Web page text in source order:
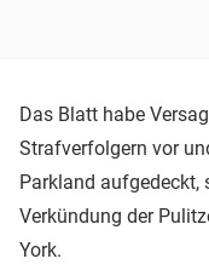
Das Blatt habe
Strafverfolgern vor
Parkland aufgedeckt,
Verkündung der
York.